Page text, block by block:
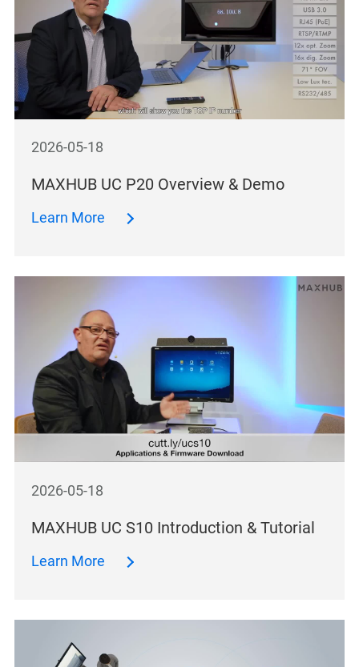
2026-05-18
MAXHUB UC P20 Overview & Demo
Learn More
2026-05-18
MAXHUB UC S10 Introduction & Tutorial
Learn More